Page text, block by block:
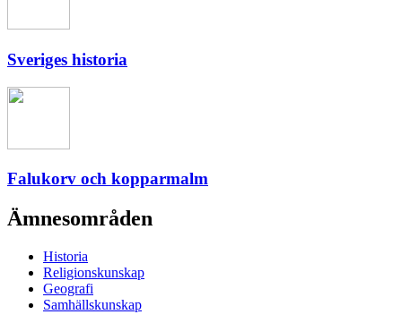
Sveriges historia
Falukorv och kopparmalm
Ämnesområden
Historia
Religionskunskap
Geografi
Samhällskunskap